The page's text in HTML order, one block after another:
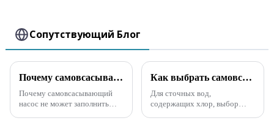
Сопутствующий Блог
Почему самовсасывающий насос не может закачать воду?
Почему самовсасывающий
насос не может заполнить
Как выбрать самовсасывающий насос для сред, содержащих Cl⁻
Для сточных вод,
содержащих хлор, выбор